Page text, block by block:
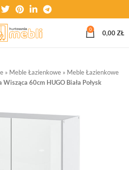
0 0,00ZŁ
» Meble Łazienkowe » Meble Łazienkowe
Wisząca 60cm HUGO Biała Połysk